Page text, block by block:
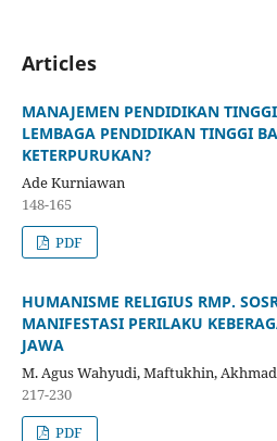
Articles
MANAJEMEN PENDIDIKAN
LEMBAGA PENDIDIKAN TINGGI
KETERPURUKAN?
Ade Kurniawan
148-165
PDF
HUMANISME RELIGIUS RMP.
MANIFESTASI PERILAKU
JAWA
M. Agus Wahyudi, Maftukhin,
217-230
PDF